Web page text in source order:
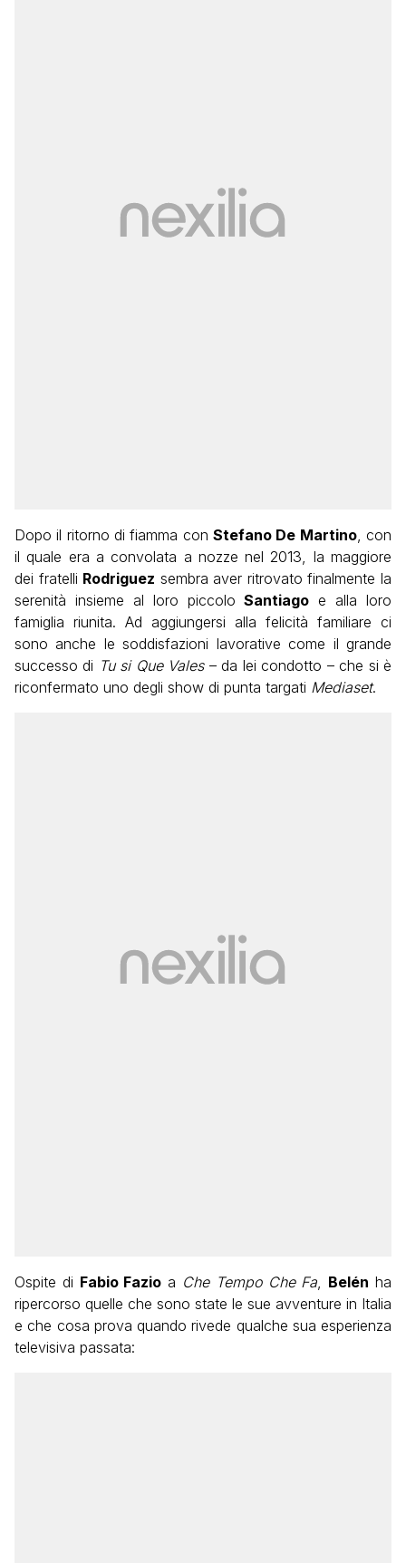
Dopo il ritorno di fiamma con Stefano De Martino, con
il quale era a convolata a nozze nel 2013, la maggiore
dei fratelli Rodriguez sembra aver ritrovato finalmente la
serenità insieme al loro piccoloSantiago e alla loro
famiglia riunita. Ad aggiungersi alla felicità familiare ci
sono anche le soddisfazioni lavorative come il grande
successo di Tu si Que Vales– da lei condotto – che si è
riconfermato uno degli show di punta targati Mediaset.
Ospite di Fabio Fazio a Che Tempo Che Fa, Belén ha
ripercorso quelle che sono state le sue avventure in Italia
e che cosa prova quando rivede qualche sua esperienza
televisiva passata: